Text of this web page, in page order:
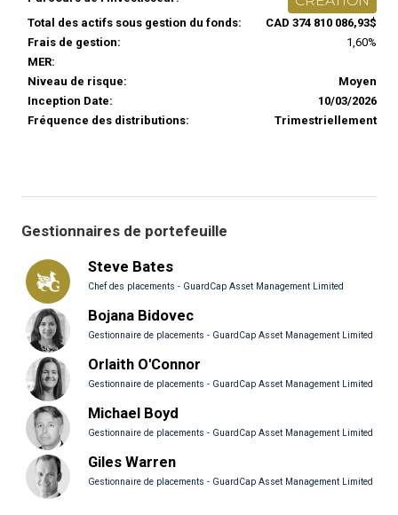
Total des actifs sous gestion du fonds:
CAD 374 810 086,93$
Frais de gestion:
1,60%
MER:
Niveau de risque:
Moyen
Inception Date:
10/03/2026
Fréquence des distributions:
Trimestriellement
Gestionnaires de portefeuille
Steve Bates
Chef des placements - GuardCap Asset Management Limited
Bojana Bidovec
Gestionnaire de placements - GuardCap Asset Management Limited
Orlaith O'Connor
Gestionnaire de placements - GuardCap Asset Management Limited
Michael Boyd
Gestionnaire de placements - GuardCap Asset Management Limited
Giles Warren
Gestionnaire de placements - GuardCap Asset Management Limited